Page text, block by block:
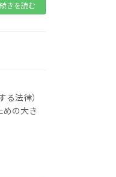
続きを読む
法律）
の大き